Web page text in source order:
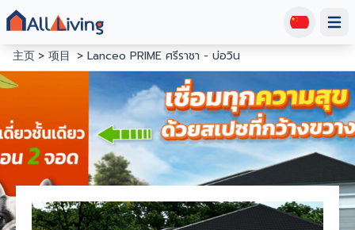
主页
项目 Lanceo PRIME ศรีราชา - บ่อวิน